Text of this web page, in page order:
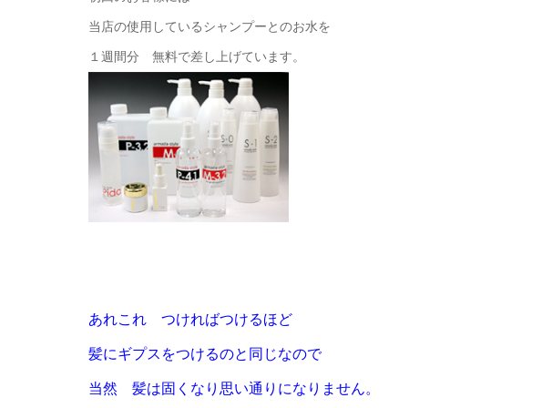
当店の使用しているシャンプーとのお水を
１週間分 無料で差し上げています。
あれこれ つければつけるほど
髪にギプスをつけるのと同じなので
当然 髪は固くなり思い通りになりません。